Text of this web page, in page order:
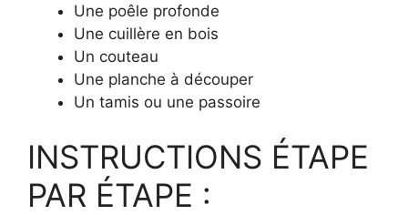
Une poêle profonde
Une cuillère en bois
Un couteau
Une planche à découper
Un tamis ou une passoire
INSTRUCTIONS ÉTAPE
PAR ÉTAPE :